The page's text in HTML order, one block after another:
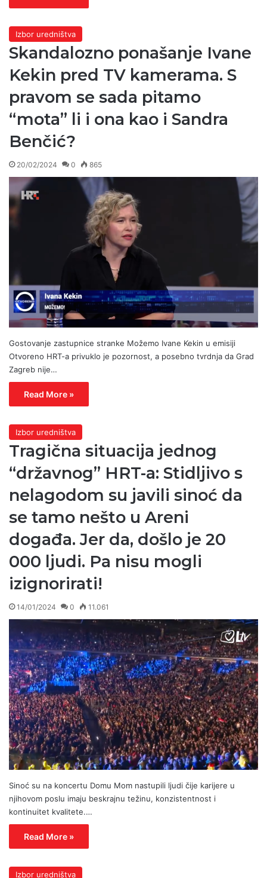
Izbor uredništva
Skandalozno ponašanje Ivane
Kekin pred TV kamerama. S
pravom se sada pitamo
“mota” li i ona kao i Sandra
Benčić?
20/02/2024 0 865
Gostovanje zastupnice stranke Možemo Ivane Kekin u emisiji
Otvoreno HRT-a privuklo je pozornost, a posebno tvrdnja da Grad
Zagreb nije…
Read More »
Izbor uredništva
Tragična situacija jednog
“državnog” HRT-a: Stidljivo s
nelagodom su javili sinoć da
se tamo nešto u Areni
događa. Jer da, došlo je 20
000 ljudi. Pa nisu mogli
izignorirati!
14/01/2024 0 11.061
Sinoć su na koncertu Domu Mom nastupili ljudi čije karijere u
njihovom poslu imaju beskrajnu težinu, konzistentnost i
kontinuitet kvalitete.…
Read More »
Izbor uredništva